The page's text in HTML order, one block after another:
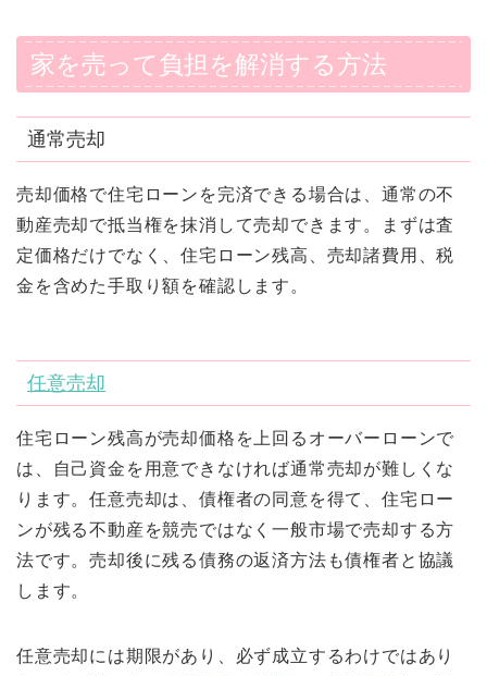
家を売って負担を解消する方法
通常売却
売却価格で住宅ローンを完済できる場合は、通常の不
動産売却で抵当権を抹消して売却できます。まずは査
定価格だけでなく、住宅ローン残高、売却諸費用、税
金を含めた手取り額を確認します。
任意売却
住宅ローン残高が売却価格を上回るオーバーローンで
は、自己資金を用意できなければ通常売却が難しくな
ります。任意売却は、債権者の同意を得て、住宅ロー
ンが残る不動産を競売ではなく一般市場で売却する方
法です。売却後に残る債務の返済方法も債権者と協議
します。
任意売却には期限があり、必ず成立するわけではあり